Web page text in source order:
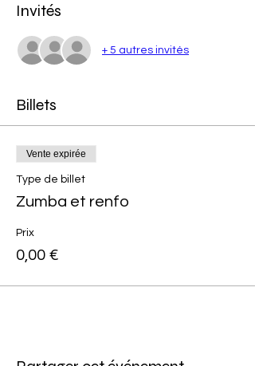
Invités
+ 5 autres invités
Billets
Vente expirée
Type de billet
Zumba et renfo
Prix
0,00 €